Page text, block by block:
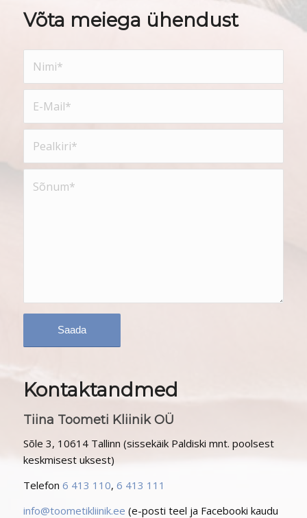
Võta meiega ühendust
Kontaktandmed
Tiina Toometi Kliinik OÜ
Sõle 3, 10614 Tallinn (sissekäik Paldiski mnt. poolsest
keskmisest uksest)
Telefon 6 413 110, 6 413 111
info@toometikliinik.ee (e-posti teel ja Facebooki kaudu